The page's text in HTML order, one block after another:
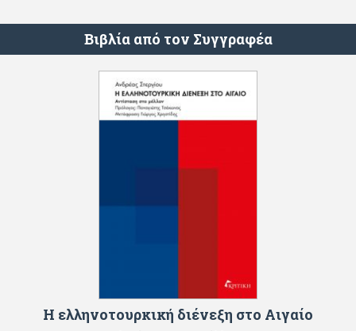
Βιβλία από τον Συγγραφέα
Η ελληνοτουρκική διένεξη στο Αιγαίο